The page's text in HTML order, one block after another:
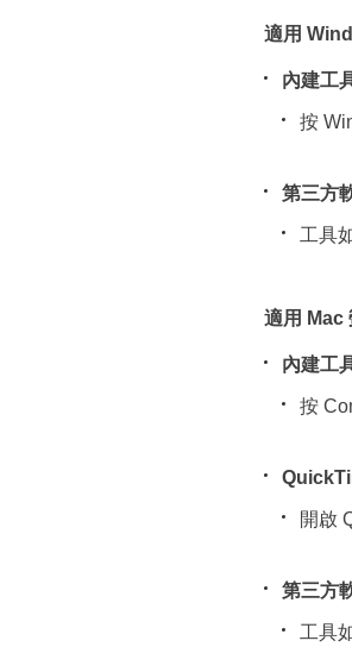
適用
內建工
按
第三方
工具
適用 Mac
內建工
按
開啟
第三方
工具